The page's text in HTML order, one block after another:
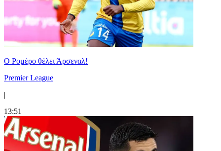
Ο Ρομέρο θέλει Άρσεναλ!
Premier League
|
13:51